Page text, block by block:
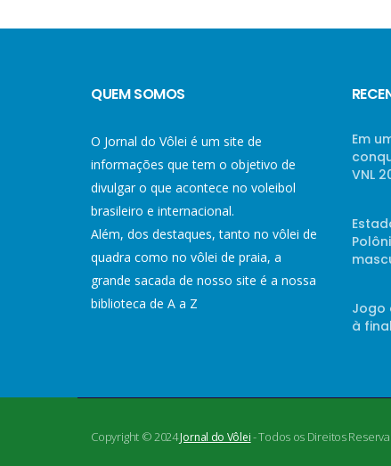
QUEM SOMOS
O Jornal do Vôlei é um site de
informações que tem o objetivo de
divulgar o que acontece no voleibol
brasileiro e internacional.
Além, dos destaques, tanto no vôlei de
quadra como no vôlei de praia, a
grande sacada de nosso site é a nossa
biblioteca de A a Z
Em
VNL
Jogo
à
Copyright © 2024Jornal do Vôlei- Todos os Direitos